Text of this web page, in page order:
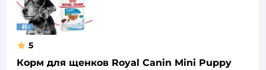
5
Корм для щенков Royal Canin Mini Puppy